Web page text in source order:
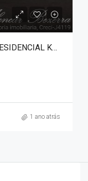
LANÇAMENTO: CONDOMINIO RESIDENCIAL KŌA – GLEBA ESPERANÇA /ZONA SUL
1 ano atrás